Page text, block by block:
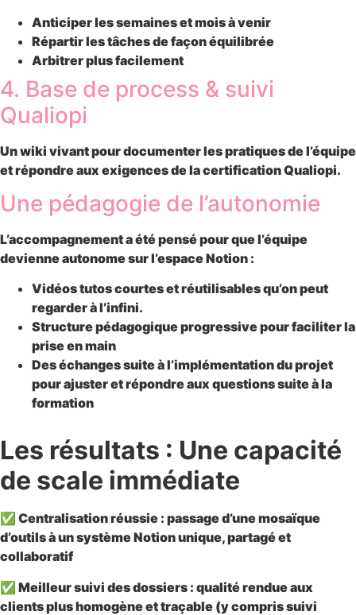
Anticiper les semaines et mois à venir
Répartir les tâches de façon équilibrée
Arbitrer plus facilement
4. Base de process & suivi
Qualiopi
Unwiki vivantpour documenter les pratiques de l’équipe
et répondre aux exigences de la certification Qualiopi.
Une pédagogie de l’autonomie
L’accompagnement a été pensé pour que l’équipe
devienneautonome sur l’espace Notion :
Vidéos tutos courteset réutilisables qu’on peut
regarder à l’infini.
Structure pédagogique progressivepour faciliter la
prise en main
Des échanges suite à l’implémentation du projet
pour ajuster et répondre aux questions suite à la
formation
Les résultats : Une capacité
de scale immédiate
✅ Centralisation réussie : passage d’une mosaïque
d’outils à un système Notion unique, partagé et
collaboratif
✅ Meilleur suivi des dossiers : qualité rendue aux
clients plus homogène et traçable (y compris suivi